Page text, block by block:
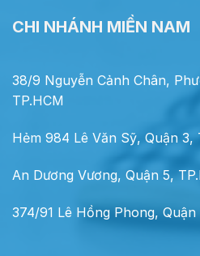
CHI NHÁNH MIỀN NAM
38/9 Nguyễn Cảnh Chân,
TP.HCM
Hẻm 984 Lê Văn Sỹ, Quận 3,
An Dương Vương, Quận 5,
374/91 Lê Hồng Phong, Quận